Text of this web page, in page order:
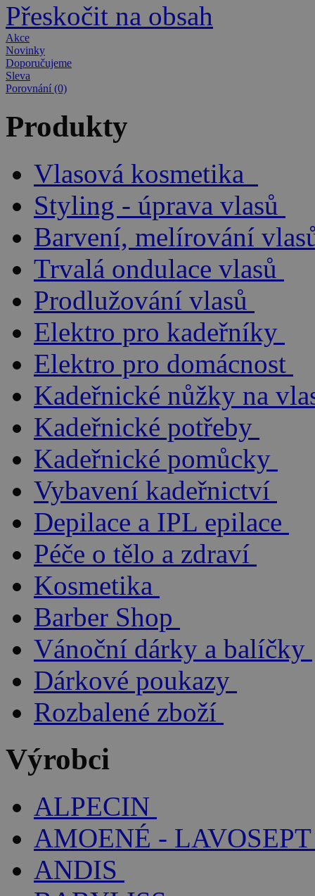
Přeskočit na obsah
Akce
Novinky
Doporučujeme
Sleva
Porovnání (0)
Produkty
Vlasová kosmetika
Styling - úprava vlasů
Barvení, melírování
Trvalá ondulace vlasů
Prodlužování vlasů
Elektro pro kadeřníky
Elektro pro domácnost
Kadeřnické nůžky na
Kadeřnické potřeby
Kadeřnické pomůcky
Vybavení kadeřnictví
Depilace a IPL epilace
Péče o tělo a zdraví
Kosmetika
Barber Shop
Vánoční dárky a balíčky
Dárkové poukazy
Rozbalené zboží
Výrobci
ALPECIN
AMOENÉ - LAVOSEPT
ANDIS